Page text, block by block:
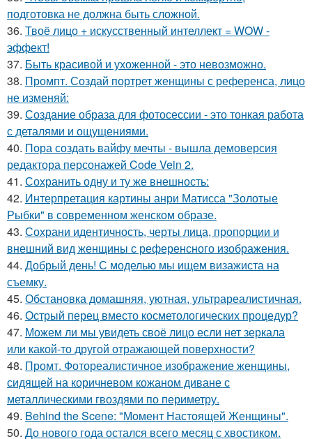
подготовка не должна быть сложной.
36. Твоё лицо + искусственный интеллект = WOW -
эффект!
37. Быть красивой и ухоженной - это невозможно.
38. Промпт. Создай портрет женщины с референса, лицо
не изменяй:
39. Создание образа для фотосессии - это тонкая работа
с деталями и ощущениями.
40. Пора создать вайфу мечты - вышла демоверсия
редактора персонажей Code Vein 2.
41. Сохранить одну и ту же внешность:
42. Интерпретация картины анри Матисса "Золотые
Рыбки" в современном женском образе.
43. Сохрани идентичность, черты лица, пропорции и
внешний вид женщины с референсного изображения.
44. Добрый день! С моделью мы ищем визажиста на
съемку.
45. Обстановка домашняя, уютная, ультрареалистичная.
46. Острый перец вместо косметологических процедур?
47. Можем ли мы увидеть своё лицо если нет зеркала
или какой-то другой отражающей поверхности?
48. Промт. Фотореалистичное изображение женщины,
сидящей на коричневом кожаном диване с
металлическими гвоздями по периметру.
49. Behind the Scene: "Момент Настоящей Женщины".
50. До нового года остался всего месяц с хвостиком.